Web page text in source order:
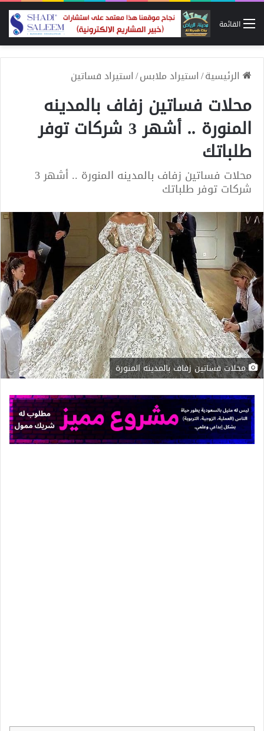
القائمة
الرئيسية/استيراد ملابس/استيراد فساتين
محلات فساتين زفاف بالمدينه
المنورة .. أشهر 3 شركات توفر
طلباتك
محلات فساتين زفاف بالمدينه المنورة .. أشهر 3
شركات توفر طلباتك
محلات فساتين زفاف بالمدينه المنورة